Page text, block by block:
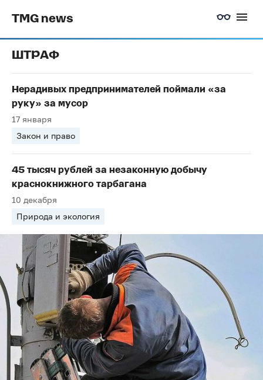
TMG news
ШТРАФ
Нерадивых предпринимателей поймали «за
руку» за мусор
17 января
Закон и право
45 тысяч рублей за незаконную добычу
краснокнижного тарбагана
10 декабря
Природа и экология